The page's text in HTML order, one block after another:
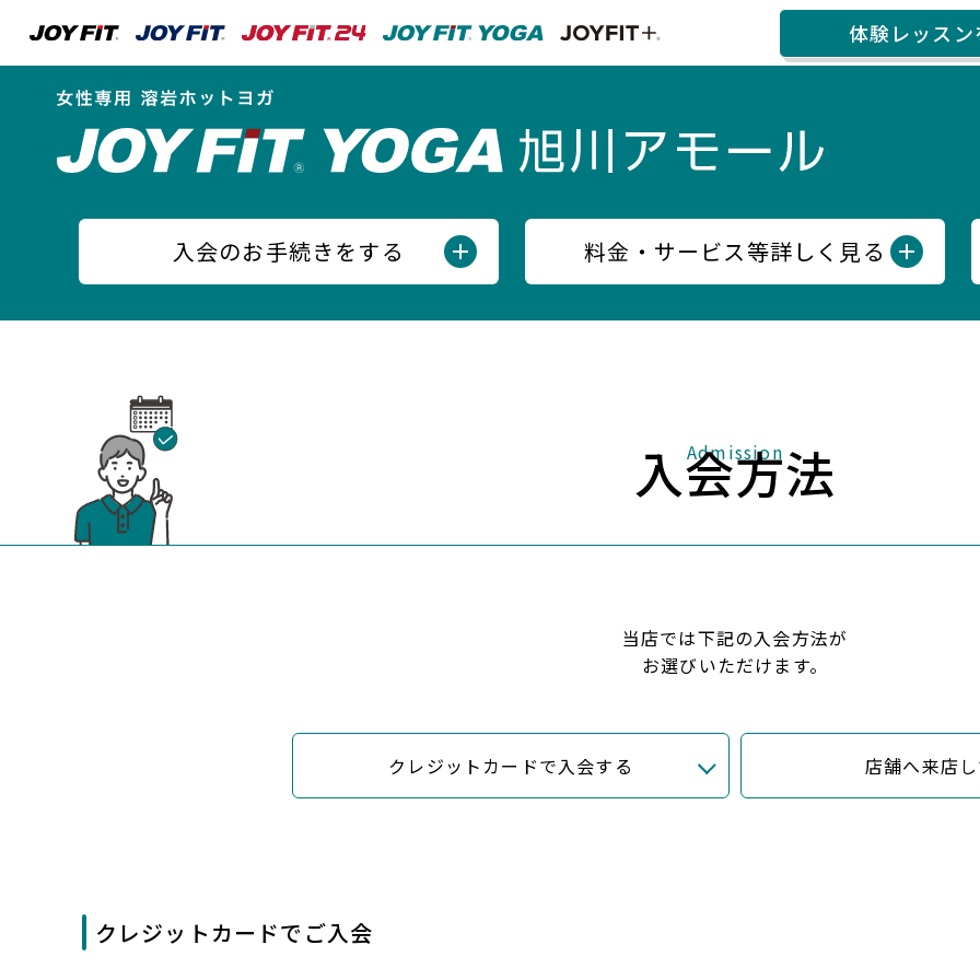
体験レッス
入会のお手続きをする 料金・サービス等詳しく見る
Admission
入会方法
当店では下記の入会方法が
お選びいただけます。
クレジットカードで入会する 店舗へ来店
クレジットカードでご入会